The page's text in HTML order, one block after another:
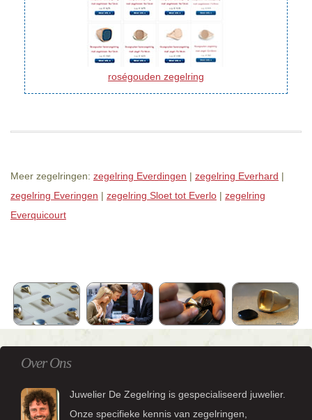
roségouden zegelring
Meer zegelringen: zegelring Everdingen | zegelring Everhard |
zegelring Everingen | zegelring Sloet tot Everlo | zegelring
Everquicourt
Over Ons
Juwelier De Zegelring is gespecialiseerd juwelier.
Onze specifieke kennis van zegelringen,